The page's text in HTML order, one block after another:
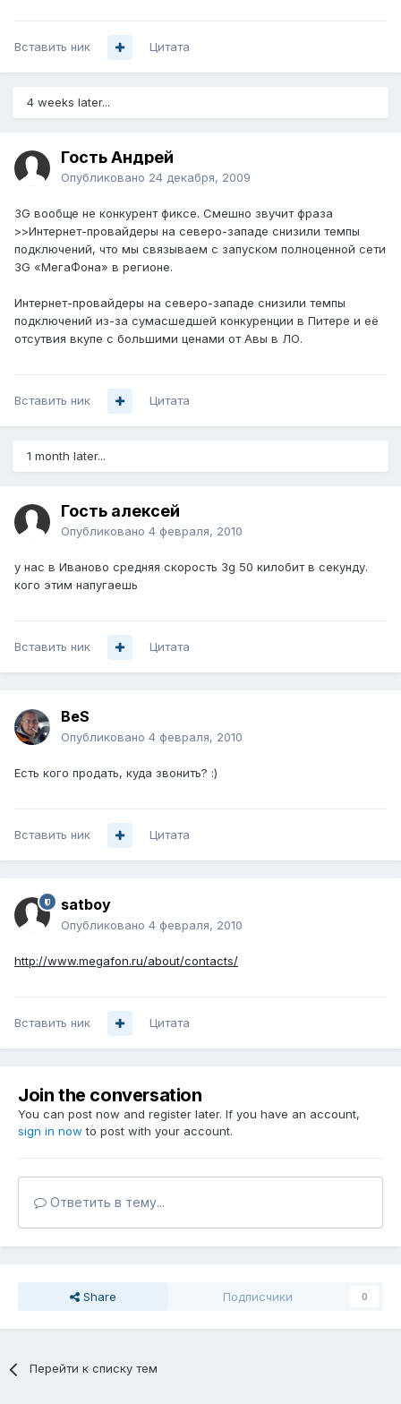
Вставить ник Цитата
4 weeks later...
Гость Андрей
Опубликовано 24 декабря, 2009
3G вообще не конкурент фиксе. Смешно звучит фраза
>>Интернет-провайдеры на северо-западе снизили темпы
подключений, что мы связываем с запуском полноценной сети
3G «МегаФона» в регионе.
Интернет-провайдеры на северо-западе снизили темпы
подключений из-за сумасшедшей конкуренции в Питере и её
отсутвия вкупе с большими ценами от Авы в ЛО.
Вставить ник Цитата
1 month later...
Гость алексей
Опубликовано 4 февраля, 2010
у нас в Иваново средняя скорость 3g 50 килобит в секунду.
кого этим напугаешь
Вставить ник Цитата
BeS
Опубликовано 4 февраля, 2010
Есть кого продать, куда звонить? :)
Вставить ник Цитата
satboy
Опубликовано 4 февраля, 2010
http://www.megafon.ru/about/contacts/
Вставить ник Цитата
Join the conversation
You can post now and register later. If you have an account,
sign in now to post with your account.
Ответить в тему...
Share Подписчики 0
Перейти к списку тем